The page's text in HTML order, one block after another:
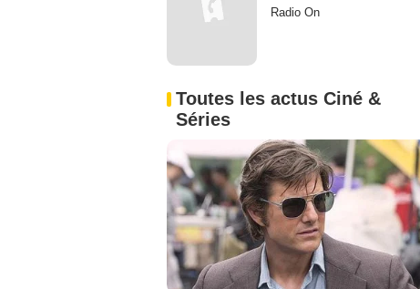
Radio On
Toutes les actus Ciné &
Séries